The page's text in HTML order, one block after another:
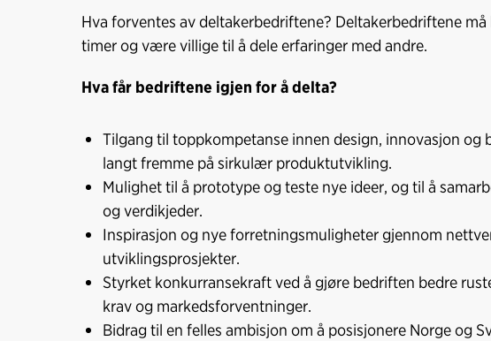
Hva forventes av deltakerbedriftene? Deltakerbedriftene
timer og være villige til å dele erfaringer med andre.
Hva får bedriftene igjen for å delta?
Tilgang til toppkompetanse innen design, innovasjon
langt fremme på sirkulær produktutvikling.
Mulighet til å prototype og teste nye ideer, og til å
og verdikjeder.
Inspirasjon og nye forretningsmuligheter gjennom
utviklingsprosjekter.
Styrket konkurransekraft ved å gjøre bedriften bedre
krav og markedsforventninger.
Bidrag til en felles ambisjon om å posisjonere Norge og